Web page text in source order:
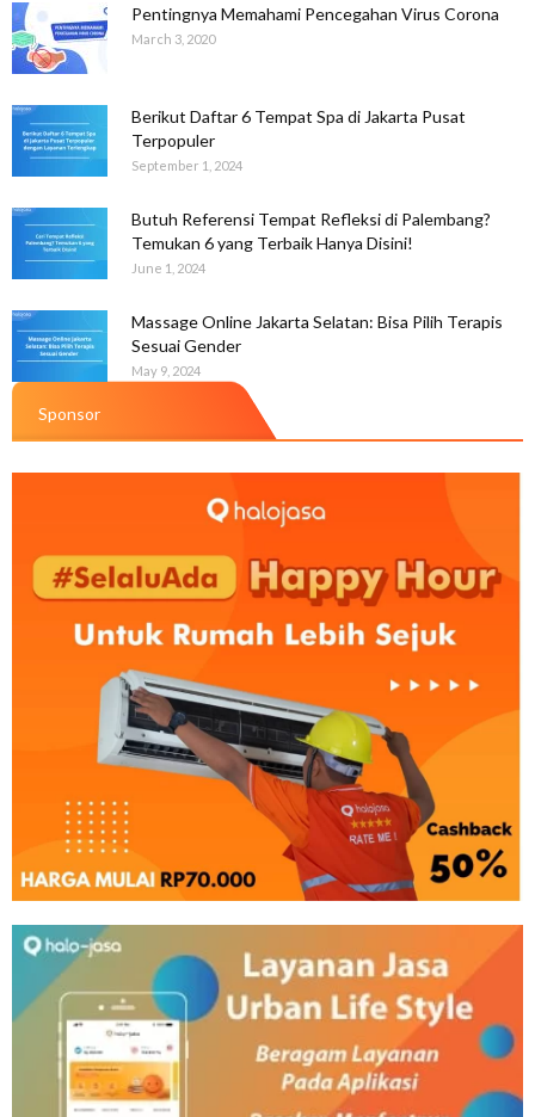
Pentingnya Memahami Pencegahan Virus Corona
March 3, 2020
Berikut Daftar 6 Tempat Spa di Jakarta Pusat
Terpopuler
September 1, 2024
Butuh Referensi Tempat Refleksi di Palembang?
Temukan 6 yang Terbaik Hanya Disini!
June 1, 2024
Massage Online Jakarta Selatan: Bisa Pilih Terapis
Sesuai Gender
May 9, 2024
Sponsor